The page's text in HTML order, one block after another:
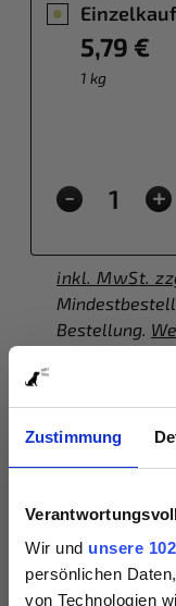
Zustimmung
Wir und unsere
persönlichen
von Technologien
Einzelkauf
5,79 €
1 kg
- +
inkl. MwSt.
Bestellung.
gleichzeitig
Bewertungen